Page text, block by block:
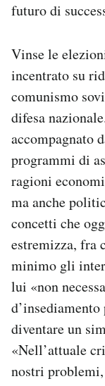
futuro di
Vinse le
incentrato su
comunismo
difesa
accompagnato
programmi di
ragioni
ma anche
concetti che
estremizza, fra
minimo gli
lui «non
diventare un
«Nell’attuale
nostri